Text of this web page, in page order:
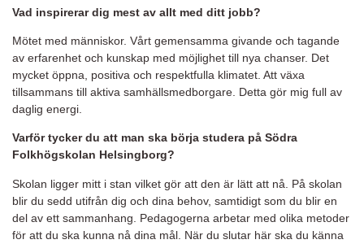
Vad inspirerar dig mest av allt med ditt jobb?
Mötet med människor. Vårt gemensamma givande och tagande
av erfarenhet och kunskap med möjlighet till nya chanser. Det
mycket öppna, positiva och respektfulla klimatet. Att växa
tillsammans till aktiva samhällsmedborgare. Detta gör mig full av
daglig energi.
Varför tycker du att man ska börja studera på Södra
Folkhögskolan Helsingborg?
Skolan ligger mitt i stan vilket gör att den är lätt att nå. På skolan
blir du sedd utifrån dig och dina behov, samtidigt som du blir en
del av ett sammanhang. Pedagogerna arbetar med olika metoder
för att du ska kunna nå dina mål. När du slutar här ska du känna